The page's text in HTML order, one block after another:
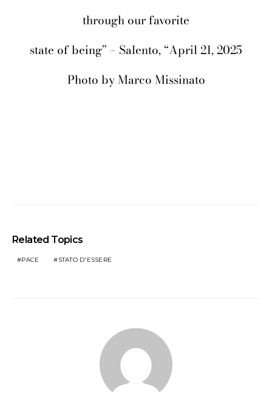
through our favorite
state of being” – Salento, “April 21, 2025
Photo by Marco Missinato
Related Topics
PACE STATO D'ESSERE